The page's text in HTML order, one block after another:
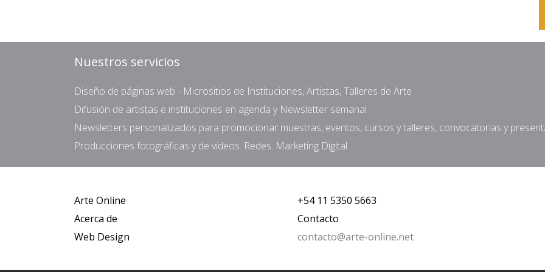
Nuestros servicios
Diseño de páginas web - Micrositios de Instituciones, Artistas, Talleres de Arte
Difusión de artistas e instituciones en agenda y Newsletter semanal
Newsletters personalizados para promocionar muestras, eventos, cursos y talleres, convocatorias y
Producciones fotográficas y de videos. Redes. Marketing Digital
Arte Online
Acerca de
Web Design
+54 11 5350 5663
Contacto
contacto@arte-online.net